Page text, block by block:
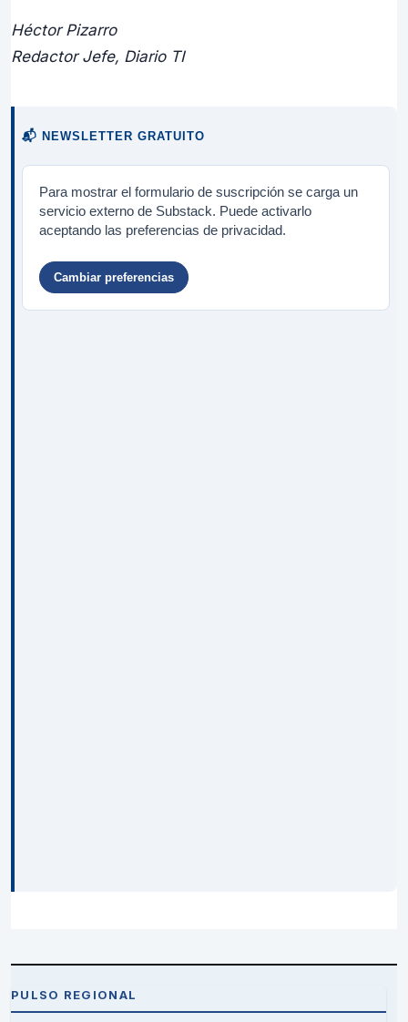
Héctor Pizarro
Redactor Jefe, Diario TI
📬 NEWSLETTER GRATUITO
Para mostrar el formulario de suscripción se carga un
servicio externo de Substack. Puede activarlo
aceptando las preferencias de privacidad.
Cambiar preferencias
PULSO REGIONAL